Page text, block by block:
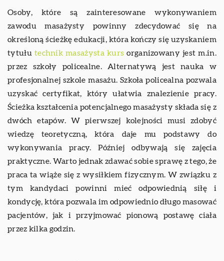
Osoby, które są zainteresowane wykonywaniem
zawodu masażysty powinny zdecydować się na
określoną ścieżkę edukacji, która kończy się uzyskaniem
tytułu technik masażysta kurs organizowany jest m.in.
przez szkoły policealne. Alternatywą jest nauka w
profesjonalnej szkole masażu. Szkoła policealna pozwala
uzyskać certyfikat, który ułatwia znalezienie pracy.
Ścieżka kształcenia potencjalnego masażysty składa się z
dwóch etapów. W pierwszej kolejności musi zdobyć
wiedzę teoretyczną, która daje mu podstawy do
wykonywania pracy. Później odbywają się zajęcia
praktyczne. Warto jednak zdawać sobie sprawę z tego, że
praca ta wiąże się z wysiłkiem fizycznym. W związku z
tym kandydaci powinni mieć odpowiednią siłę i
kondycję, która pozwala im odpowiednio długo masować
pacjentów, jak i przyjmować pionową postawę ciała
przez kilka godzin.